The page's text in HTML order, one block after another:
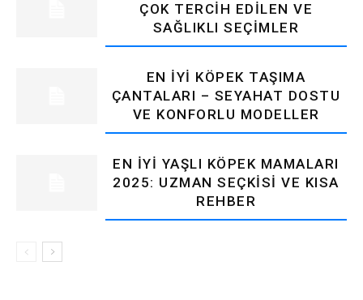
ÇOK TERCIH EDILEN VE
SAĞLIKLI SEÇIMLER
EN İYI KÖPEK TAŞIMA
ÇANTALARI – SEYAHAT DOSTU
VE KONFORLU MODELLER
EN İYI YAŞLI KÖPEK MAMALARI
2025: UZMAN SEÇKISI VE KISA
REHBER